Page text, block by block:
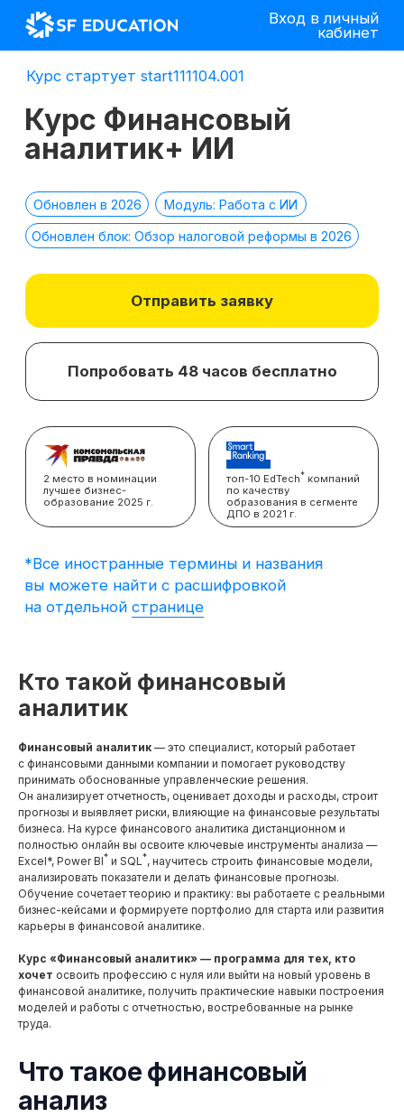
Вход в личный
кабинет
Обновлен в 2026 Модуль: Работа с ИИ
Курс Финансовый
аналитик+ ИИ
Отправить заявку
топ-10 EdTech компаний
ДПО в 2021 г.
2 место в номинации
лучшее бизнес-
*Все иностранные термины и названия
на отдельной
Курс стартует start111104.001
Кто такой финансовый
аналитик
Финансовый аналитик — это специалист, который работает
с финансовыми данными компании и помогает руководству
принимать обоснованные управленческие решения.
Он анализирует отчетность, оценивает доходы и расходы, строит
прогнозы и выявляет риски, влияющие на финансовые результаты
бизнеса. На курсе финансового аналитика дистанционном и
полностью онлайн вы освоите ключевые инструменты анализа —
Excel*, Power BI* и SQL*, научитесь строить финансовые модели,
анализировать показатели и делать финансовые прогнозы.
Обучение сочетает теорию и практику: вы работаете с реальными
бизнес-кейсами и формируете портфолио для старта или развития
карьеры в финансовой аналитике.
Курс «Финансовый аналитик» — программа для тех, кто
хочет освоить профессию с нуля или выйти на новый уровень в
финансовой аналитике, получить практические навыки построения
моделей и работы с отчетностью, востребованные на рынке
труда.
Что такое финансовый
анализ